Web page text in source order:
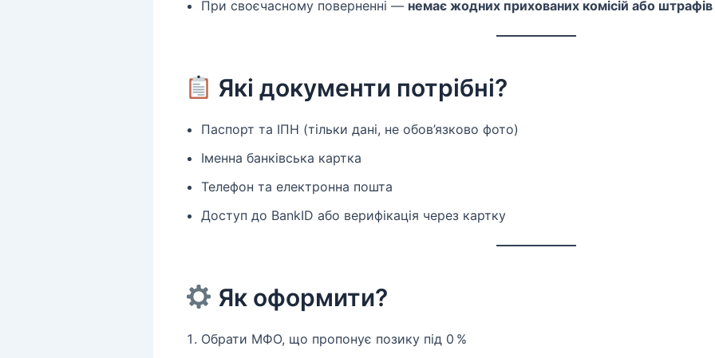
При своєчасному поверненні — немає жодних прихованих комісій або штрафів
Які документи потрібні?
Паспорт та ІПН (тільки дані, не обов’язково фото)
Іменна банківська картка
Телефон та електронна пошта
Доступ до BankID або верифікація через картку
Як оформити?
Обрати МФО, що пропонує позику під 0 %